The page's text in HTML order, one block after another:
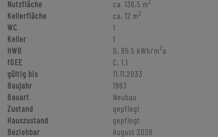
Nutzfläche ca. 136,5 m2
Kellerfläche ca. 12 m2
WC
1
Keller
1
HWB
D, 95.5 kWh/m2a
fGEE
C, 1,1
gültig bis
11.11.2033
Baujahr
1963
Bauart
Neubau
Zustand
gepflegt
Hauszustand
gepflegt
Beziehbar
August 2026